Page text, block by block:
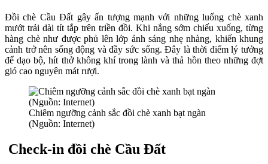
Đồi chè Cầu Đất gây ấn tượng mạnh với những luống chè xanh
mướt trải dài tít tắp trên triền đồi. Khi nắng sớm chiếu xuống, từng
hàng chè như được phủ lên lớp ánh sáng nhẹ nhàng, khiến khung
cảnh trở nên sống động và đầy sức sống. Đây là thời điểm lý tưởng
để dạo bộ, hít thở không khí trong lành và thả hồn theo những đợt
gió cao nguyên mát rượi.
Chiêm ngưỡng cảnh sắc đồi chè xanh bạt ngàn
(Nguồn: Internet)
Check‑in đồi chè Cầu Đất